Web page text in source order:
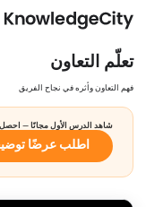
تعلّم التعاون
فهم التعاون وأثره في نجاح الفريق
شاهد الدرس الأول مجانًا —
اطلب عرضًا